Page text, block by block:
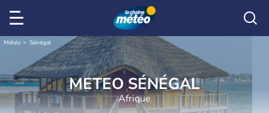
Météo Sénégal
METEO SÉNÉGAL
Afrique